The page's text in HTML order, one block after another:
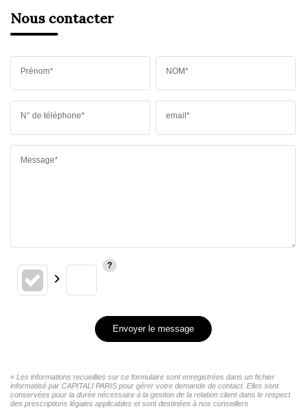
Nous contacter
Prénom* NOM*
N° de téléphone* email*
Message*
Envoyer le message
« Les informations recueillies sur ce formulaire sont enregistrées dans un fichier
informatisé par CAPITALI PARIS pour gérer votre demande de contact. Elles sont
conservées pour la durée nécessaire à la gestion de la relation client dans le respect
des prescriptions légales applicables et sont destinées à nos conseillers